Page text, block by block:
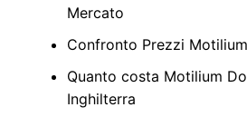
Mercato
Confronto Prezzi Motilium
Quanto costa Motilium
Inghilterra